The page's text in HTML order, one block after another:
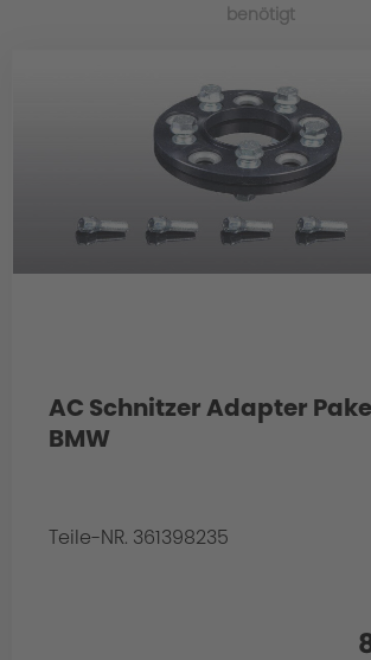
benötigt
AC Schnitzer Adapter
BMW
Teile-NR. 361398235